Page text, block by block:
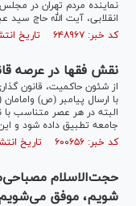
نماینده مردم تهران در
انقلابی، آیت الله حاج سید
کد خبر: ۶۴۸۹۶۷ تاریخ انتشار : ۱۳۹۹/۰۵/۳۱
نقش فقها در عرصه
از شئون حاکمیت، قانون
با ارسال پیامبر (ص)
البته در هر عصر متناسب با
جامعه تطبیق داده شود و
کد خبر: ۶۰۰۶۵۶ تاریخ انتشار : ۱۳۹۹/۰۱/۰۶
حجت‌الاسلام
شویم، موفق